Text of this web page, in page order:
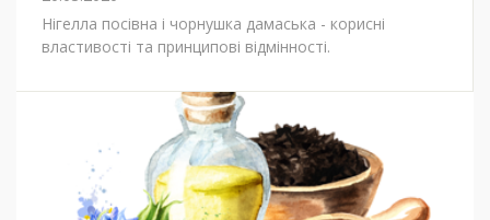
Нігелла посівна і чорнушка дамаська - корисні
властивості та принципові відмінності.